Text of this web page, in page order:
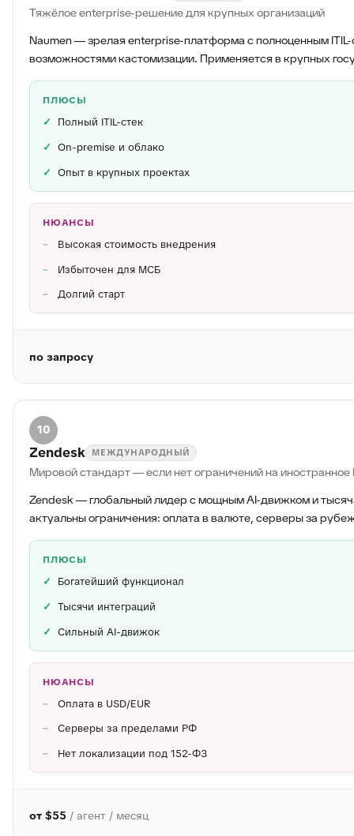
Тяжёлое enterprise-решение для крупных организаций
Naumen — зрелая enterprise-платформа с полноценным
возможностями кастомизации. Применяется в крупных
ПЛЮСЫ
Полный ITIL-стек
On-premise и облако
Опыт в крупных проектах
НЮАНСЫ
Высокая стоимость внедрения
Избыточен для МСБ
Долгий старт
по запросу
10
Zendesk МЕЖДУНАРОДНЫЙ
Мировой стандарт — если нет ограничений на
Zendesk — глобальный лидер с мощным AI-движком и
актуальны ограничения: оплата в валюте, серверы за
ПЛЮСЫ
Богатейший функционал
Тысячи интеграций
Сильный AI-движок
НЮАНСЫ
Оплата в USD/EUR
Серверы за пределами РФ
Нет локализации под 152-ФЗ
от $55 / агент / месяц